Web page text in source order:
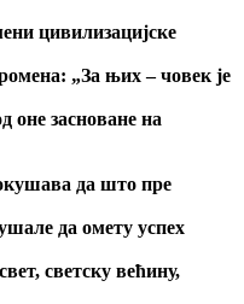
цивилизацијске
„За њих – човек је
оне засноване на
да што пре
да омету успех
светску већину,